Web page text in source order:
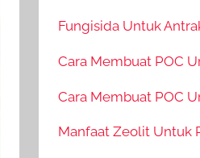
Fungisida Untuk
Cara Membuat POC
Cara Membuat POC
Manfaat Zeolit Untuk